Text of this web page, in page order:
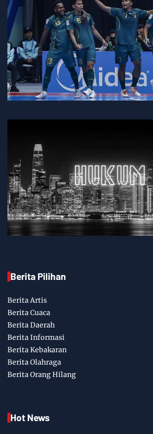
Berita Pilihan
Berita Artis
Berita Cuaca
Berita Daerah
Berita Informasi
Berita Kebakaran
Berita Olahraga
Berita Orang Hilang
Hot News